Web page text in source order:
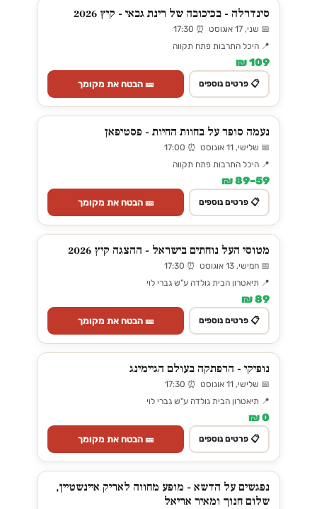
סינדרלה - בכיכובה של רינת גבאי - קיץ 2026
📅 שני, 17 אוגוסט ⏰ 17:30
📍 היכל התרבות פתח תקווה
109 ₪
📋 פרטים נוספים 🎫 הבטח את מקומך
נעמה סופר על בחוות החיות - פסטיפאן
📅 שלישי, 11 אוגוסט ⏰ 17:00
📍 היכל התרבות פתח תקווה
59–89 ₪
📋 פרטים נוספים 🎫 הבטח את מקומך
מטוסי העל נוחתים בישראל - ההצגה קיץ 2026
📅 חמישי, 13 אוגוסט ⏰ 17:30
📍 תיאטרון הבית גולדה ע"ש גברי לוי
89 ₪
📋 פרטים נוספים 🎫 הבטח את מקומך
נופיקי - הרפתקה בעולם הגיימינג
📅 שלישי, 11 אוגוסט ⏰ 17:30
📍 תיאטרון הבית גולדה ע"ש גברי לוי
0 ₪
📋 פרטים נוספים 🎫 הבטח את מקומך
נפגשים על הדשא - מופע מחווה לאריק איינשטיין,
שלום חנוך ומאיר אריאל